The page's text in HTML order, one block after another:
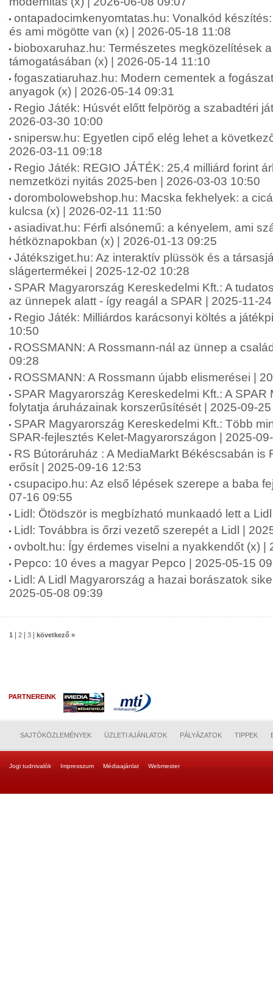
ontapadocimkenyomtatas.hu: Vonalkód
és ami mögötte van (x) | 2026-05-18 11:08
bioboxaruhaz.hu: Természetes megközelítések
támogatásában (x) | 2026-05-14 11:10
fogaszatiaruhaz.hu: Modern cementek a
anyagok (x) | 2026-05-14 09:31
Regio Játék: Húsvét előtt felpörög a szabadtéri
2026-03-30 10:00
snipersw.hu: Egyetlen cipő elég lehet a
2026-03-11 09:18
Regio Játék: REGIO JÁTÉK: 25,4 milliárd forint
nemzetközi nyitás 2025-ben | 2026-03-03 10:50
dorombolowebshop.hu: Macska fekhelyek: a
kulcsa (x) | 2026-02-11 11:50
asiadivat.hu: Férfi alsónemű: a kényelem, ami
hétköznapokban (x) | 2026-01-13 09:25
Játéksziget.hu: Az interaktív plüssök és a
slágertermékei | 2025-12-02 10:28
SPAR Magyarország Kereskedelmi Kft.: A
az ünnepek alatt - így reagál a SPAR | 2025-11-
Regio Játék: Milliárdos karácsonyi költés a
10:50
ROSSMANN: A Rossmann-nál az ünnep a
09:28
ROSSMANN: A Rossmann újabb elismerései |
SPAR Magyarország Kereskedelmi Kft.: A SPAR
folytatja áruházainak korszerűsítését | 2025-09-
SPAR Magyarország Kereskedelmi Kft.: Több
SPAR-fejlesztés Kelet-Magyarországon | 2025-
RS Bútoráruház : A MediaMarkt Békéscsabán is
erősít | 2025-09-16 12:53
csupacipo.hu: Az első lépések szerepe a baba
07-16 09:55
Lidl: Ötödször is megbízható munkaadó lett a
Lidl: Továbbra is őrzi vezető szerepét a Lidl |
ovbolt.hu: Így érdemes viselni a nyakkendőt (x) |
Pepco: 10 éves a magyar Pepco | 2025-05-15
Lidl: A Lidl Magyarország a hazai borászatok
2025-05-08 09:39
1 2 3 következő »
PARTNEREINK
SAJTÓKÖZLEMÉNYEK ÜZLETI AJÁNLATOK PÁLYÁZATOK TIPPEK
Jogi tudnivalók Impresszum Médiaajánlat Webmester